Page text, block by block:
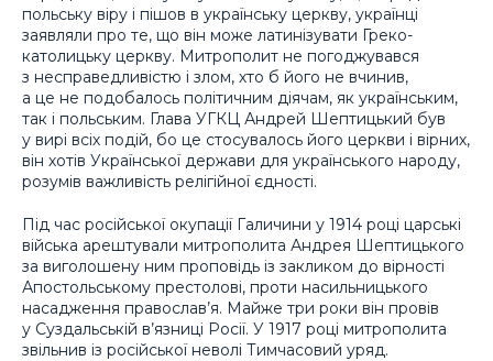
польську віру і пішов в українську церкву, українці
заявляли про те, що він може латинізувати Греко-
католицьку церкву. Митрополит не погоджувався
з несправедливістю і злом, хто б його не вчинив,
а це не подобалось політичним діячам, як українським,
так і польським. Глава УГКЦ Андрей Шептицький був
у вирі всіх подій, бо це стосувалось його церкви і вірних,
він хотів Української держави для українського народу,
розумів важливість релігійної єдності.
Під час російської окупації Галичини у 1914 році царські
війська арештували митрополита Андрея Шептицького
за виголошену ним проповідь із закликом до вірності
Апостольському престолові, проти насильницького
насадження православ’я. Майже три роки він провів
у Суздальській в’язниці Росії. У 1917 році митрополита
звільнив із російської неволі Тимчасовий уряд.